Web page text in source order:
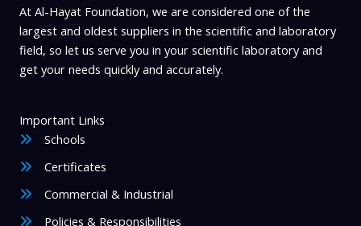
At Al-Hayat Foundation, we are considered one of the
largest and oldest suppliers in the scientific and laboratory
field, so let us serve you in your scientific laboratory and
get your needs quickly and accurately.
Important Links
Schools
Certificates
Commercial & Industrial
Policies & Responsibilities